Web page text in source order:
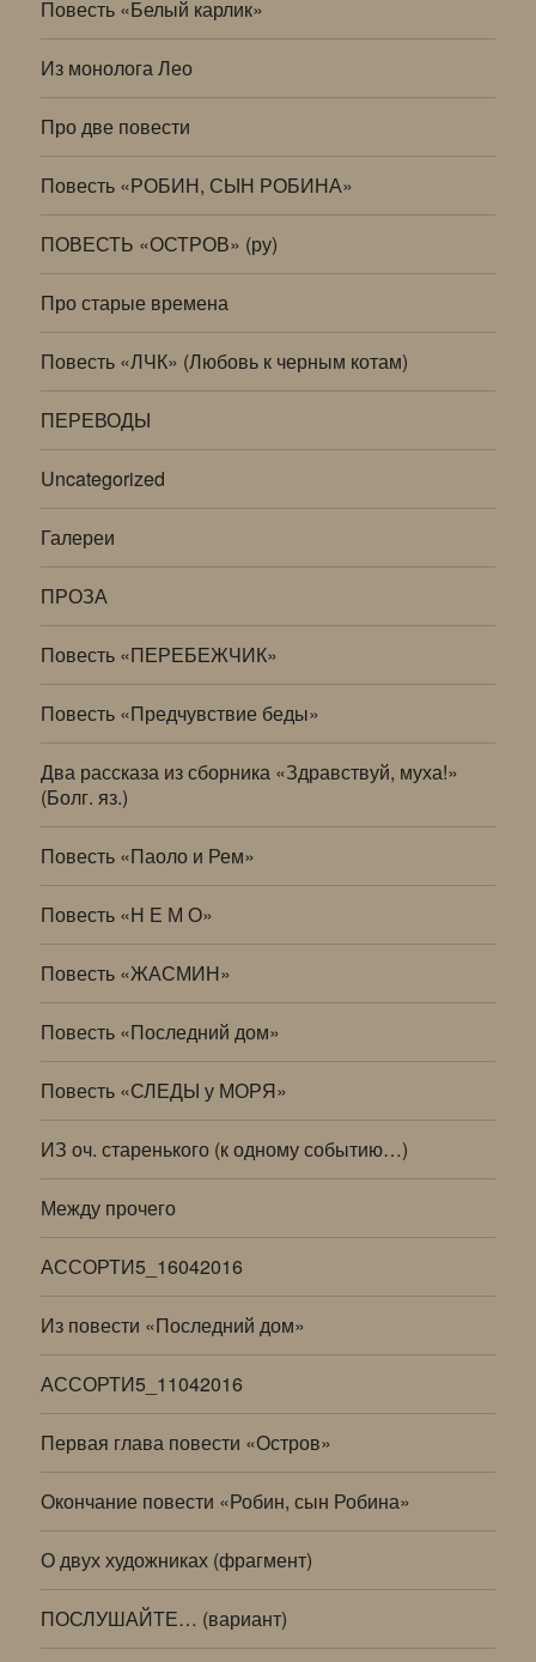
Повесть «Белый карлик»
Из монолога Лео
Про две повести
Повесть «РОБИН, СЫН РОБИНА»
ПОВЕСТЬ «ОСТРОВ» (ру)
Про старые времена
Повесть «ЛЧК» (Любовь к черным котам)
ПЕРЕВОДЫ
Uncategorized
Галереи
ПРОЗА
Повесть «ПЕРЕБЕЖЧИК»
Повесть «Предчувствие беды»
Два рассказа из сборника «Здравствуй, муха!»
(Болг. яз.)
Повесть «Паоло и Рем»
Повесть «Н Е М О»
Повесть «ЖАСМИН»
Повесть «Последний дом»
Повесть «СЛЕДЫ у МОРЯ»
ИЗ оч. старенького (к одному событию…)
Между прочего
АССОРТИ5_16042016
Из повести «Последний дом»
АССОРТИ5_11042016
Первая глава повести «Остров»
Окончание повести «Робин, сын Робина»
О двух художниках (фрагмент)
ПОСЛУШАЙТЕ… (вариант)